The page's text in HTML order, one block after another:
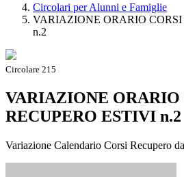
Circolari per Alunni e Famiglie
VARIAZIONE ORARIO
n.2
Circolare 215
VARIAZIONE ORARIO
RECUPERO ESTIVI n.2
Variazione Calendario Corsi Recupero